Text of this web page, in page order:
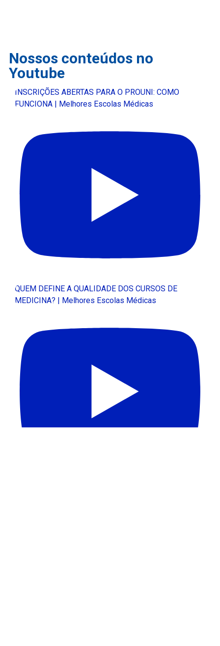
Nossos conteúdos no
Youtube
INSCRIÇÕES ABERTAS PARA O PROUNI: COMO
FUNCIONA | Melhores Escolas Médicas
QUEM DEFINE A QUALIDADE DOS CURSOS DE
MEDICINA? | Melhores Escolas Médicas